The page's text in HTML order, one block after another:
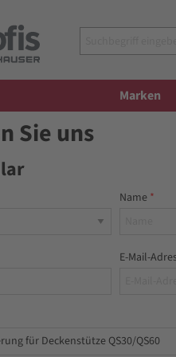
Marken
Sie uns
Name
E-Mail-